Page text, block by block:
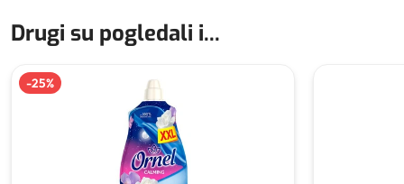
Drugi su pogledali i...
-25%